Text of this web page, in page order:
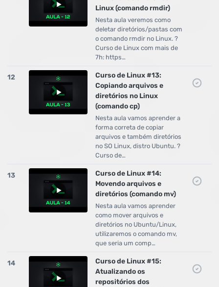
Linux (comando rmdir)
Nesta aula veremos como
deletar diretórios/pastas com
o comando rmdir no Linux. ?
Curso de Linux com mais de
7h: https…
12
Curso de Linux #13:
Copiando arquivos e
diretórios no Linux
(comando cp)
Nesta aula vamos aprender a
forma correta de copiar
arquivos e também diretórios
no SO Linux, distro Ubuntu. ?
Curso de…
13
Curso de Linux #14:
Movendo arquivos e
diretórios (comando mv)
Nesta aula vamos aprender
como mover arquivos e
diretórios no Ubuntu/Linux,
utilizaremos o comando mv,
que seria um comp…
14
Curso de Linux #15:
Atualizando os
repositórios dos